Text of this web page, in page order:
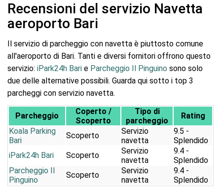
Recensioni del servizio Navetta
aeroporto Bari
Il servizio di parcheggio con navetta è piuttosto comune
all'aeroporto di Bari. Tanti e diversi fornitori offrono questo
servizio: iPark24h Bari e Parcheggio Il Pinguino sono solo
due delle alternative possibili. Guarda qui sotto i top 3
parcheggi con servizio navetta.
Parcheggio
Coperto /
Scoperto
Tipo di
parcheggio
Rating
Koala Parking
Bari
Scoperto
Servizio
navetta
9.5 -
Splendido
iPark24h Bari
Scoperto
Servizio
navetta
9.4 -
Splendido
Parcheggio Il
Pinguino
Scoperto
Servizio
navetta
9.4 -
Splendido